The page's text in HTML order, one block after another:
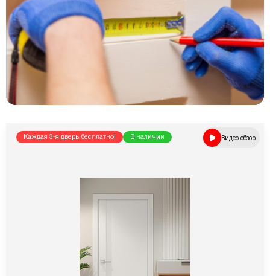
Каждая 3-я дверь бесплатно! В наличии Видео обзор